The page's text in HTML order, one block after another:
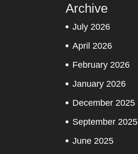
Archive
July 2026
April 2026
February 2026
January 2026
December 2025
September 2025
June 2025